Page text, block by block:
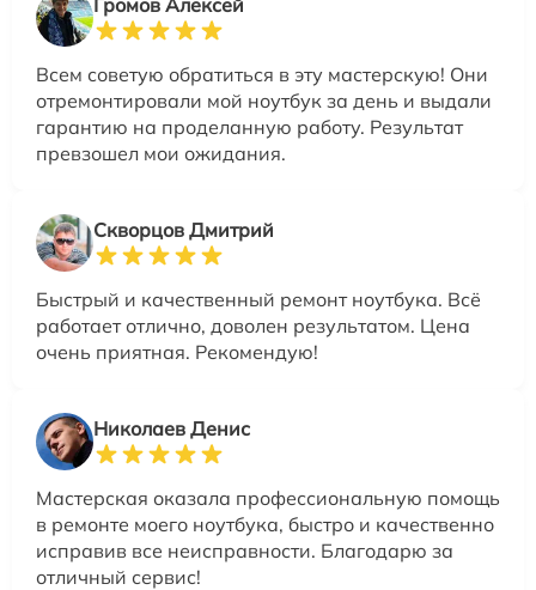
Всем советую обратиться в эту мастерскую! Они
отремонтировали мой ноутбук за день и выдали
гарантию на проделанную работу. Результат
превзошел мои ожидания.
Скворцов Дмитрий
Быстрый и качественный ремонт ноутбука. Всё
работает отлично, доволен результатом. Цена
очень приятная. Рекомендую!
Николаев Денис
Мастерская оказала профессиональную помощь
в ремонте моего ноутбука, быстро и качественно
исправив все неисправности. Благодарю за
отличный сервис!